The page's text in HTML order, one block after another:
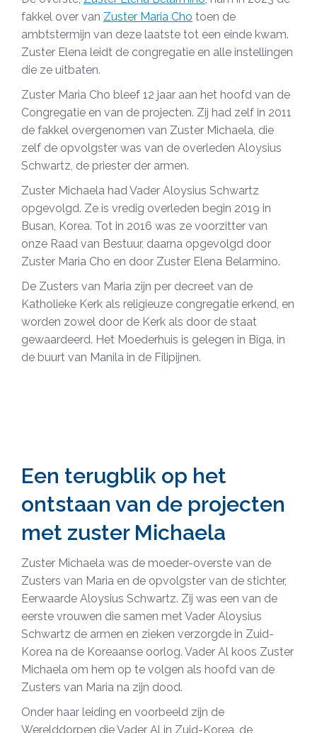
fakkel over van Zuster Maria Cho toen de
ambtstermijn van deze laatste tot een einde kwam.
Zuster Elena leidt de congregatie en alle instellingen
die ze uitbaten.
Zuster Maria Cho bleef 12 jaar aan het hoofd van de
Congregatie en van de projecten. Zij had zelf in 2011
de fakkel overgenomen van Zuster Michaela, die
zelf de opvolgster was van de overleden Aloysius
Schwartz, de priester der armen.
Zuster Michaela had Vader Aloysius Schwartz
opgevolgd. Ze is vredig overleden begin 2019 in
Busan, Korea. Tot in 2016 was ze voorzitter van
onze Raad van Bestuur, daarna opgevolgd door
Zuster Maria Cho en door Zuster Elena Belarmino.
De Zusters van Maria zijn per decreet van de
Katholieke Kerk als religieuze congregatie erkend, en
worden zowel door de Kerk als door de staat
gewaardeerd. Het Moederhuis is gelegen in Biga, in
de buurt van Manila in de Filipijnen.
Een terugblik op het
ontstaan van de projecten
met zuster Michaela
Zuster Michaela was de moeder-overste van de
Zusters van Maria en de opvolgster van de stichter,
Eerwaarde Aloysius Schwartz. Zij was een van de
eerste vrouwen die samen met Vader Aloysius
Schwartz de armen en zieken verzorgde in Zuid-
Korea na de Koreaanse oorlog. Vader Al koos Zuster
Michaela om hem op te volgen als hoofd van de
Zusters van Maria na zijn dood.
Onder haar leiding en voorbeeld zijn de
Werelddorpen die Vader Al in Zuid-Korea, de